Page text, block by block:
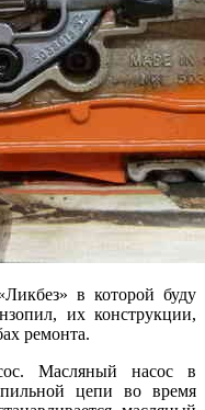
в которой буду
их конструкции,
ремонта.
Масляный насос в
цепи во время